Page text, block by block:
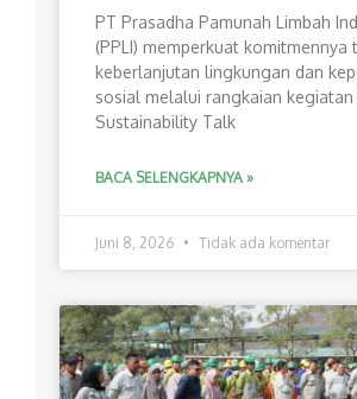
PT Prasadha Pamunah Limbah
(PPLI) memperkuat komitmennya
keberlanjutan lingkungan dan
sosial melalui rangkaian kegiatan
Sustainability Talk
BACA SELENGKAPNYA »
Juni 8, 2026 Tidak ada komentar